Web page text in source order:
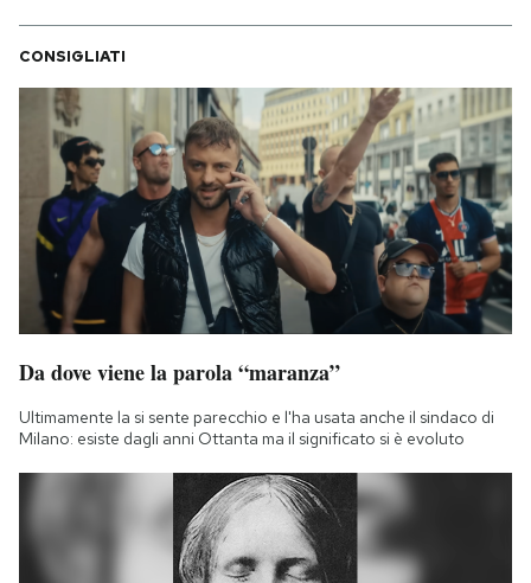
CONSIGLIATI
Da dove viene la parola “maranza”
Ultimamente la si sente parecchio e l'ha usata anche il sindaco di
Milano: esiste dagli anni Ottanta ma il significato si è evoluto